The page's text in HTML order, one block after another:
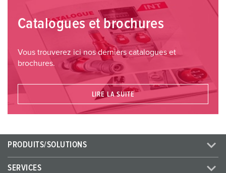
Catalogues et brochures
Vous trouverez ici nos derniers catalogues et
brochures.
LIRE LA SUITE
PRODUITS/SOLUTIONS
SERVICES